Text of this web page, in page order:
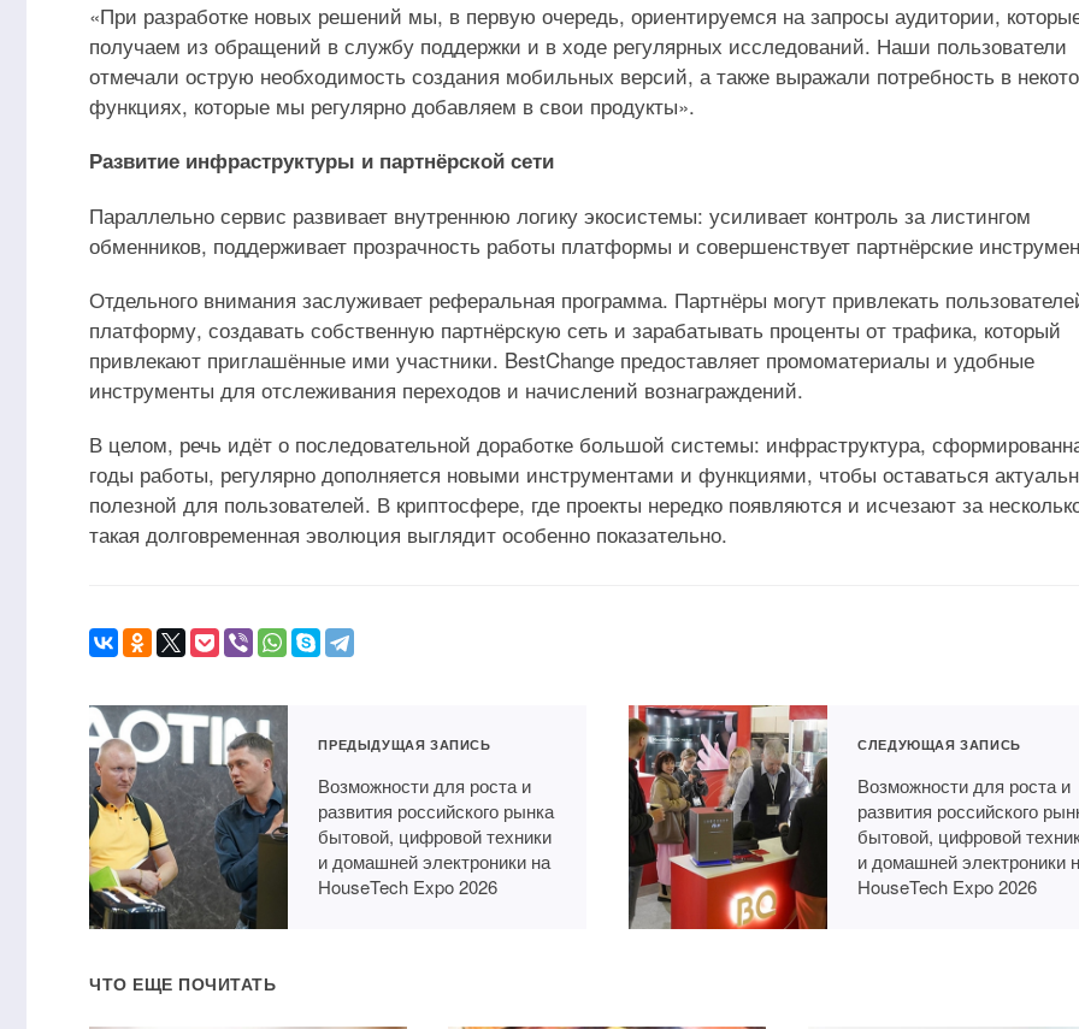
«При разработке новых решений мы, в первую очередь, ориентируемся на запросы аудитории,
получаем из обращений в службу поддержки и в ходе регулярных исследований. Наши пользователи
отмечали острую необходимость создания мобильных версий, а также выражали потребность в
функциях, которые мы регулярно добавляем в свои продукты».
Развитие инфраструктуры и партнёрской сети
Параллельно сервис развивает внутреннюю логику экосистемы: усиливает контроль за листингом
обменников, поддерживает прозрачность работы платформы и совершенствует партнёрские
Отдельного внимания заслуживает реферальная программа. Партнёры могут привлекать
платформу, создавать собственную партнёрскую сеть и зарабатывать проценты от трафика, который
привлекают приглашённые ими участники. BestChange предоставляет промоматериалы и удобные
инструменты для отслеживания переходов и начислений вознаграждений.
В целом, речь идёт о последовательной доработке большой системы: инфраструктура,
годы работы, регулярно дополняется новыми инструментами и функциями, чтобы оставаться
полезной для пользователей. В криптосфере, где проекты нередко появляются и исчезают за
такая долговременная эволюция выглядит особенно показательно.
ПРЕДЫДУЩАЯ ЗАПИСЬ
Возможности для роста и
развития российского рынка
бытовой, цифровой техники
и домашней электроники на
HouseTech Expo 2026
СЛЕДУЮЩАЯ ЗАПИСЬ
Возможности для роста и
развития российского
бытовой, цифровой
и домашней электроники
HouseTech Expo 2026
ЧТО ЕЩЕ ПОЧИТАТЬ